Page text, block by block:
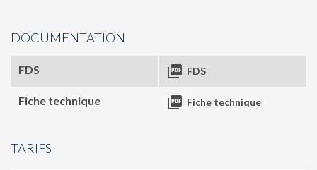
DOCUMENTATION
FDS  FDS
Fiche technique  Fiche technique
TARIFS